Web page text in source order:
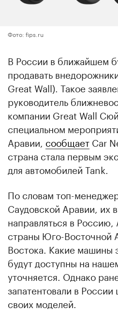
Фото: fips.ru
В России в ближайшем
продавать
Great Wall). Такое
руководитель
компании Great Wall
специальном
Аравии, сообщает Car
страна стала первым
для автомобилей Tank.
По словам топ-
Саудовской Аравии, их
направляться в
страны Юго-Восточной
Востока. Какие машины
будут доступны на
уточняется. Однако
запатентовали в
своих моделей.